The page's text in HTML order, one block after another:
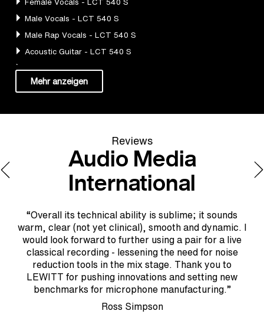
Reviews
Audio Media
International
“Overall its technical ability is sublime; it sounds
warm, clear (not yet clinical), smooth and dynamic. I
would look forward to further using a pair for a live
classical recording - lessening the need for noise
reduction tools in the mix stage. Thank you to
LEWITT for pushing innovations and setting new
benchmarks for microphone manufacturing.”
Ross Simpson